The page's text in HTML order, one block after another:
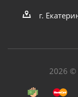
г.
2026 ©